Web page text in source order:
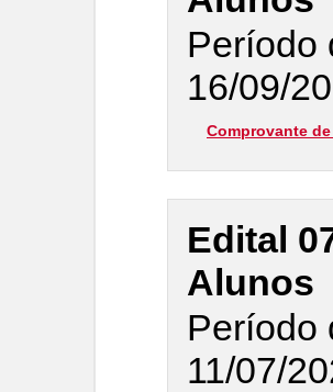
Período
16/09/
Comprovante
Edital
Alunos
Período
11/07/